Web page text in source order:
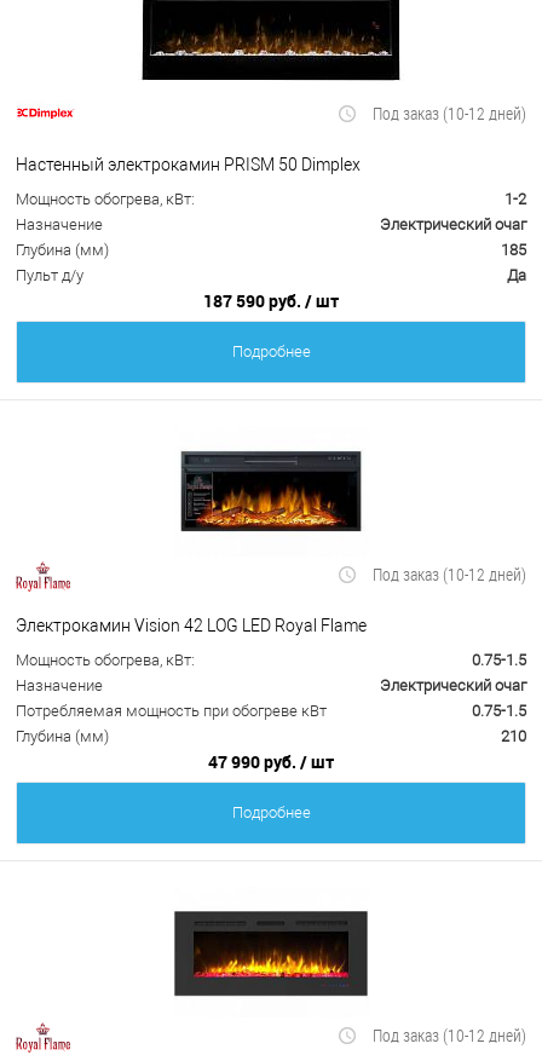
Под заказ (10-12 дней)
Настенный электрокамин PRISM 50 Dimplex
Мощность обогрева, кВт:
1-2
Назначение
Электрический очаг
Глубина (мм)
185
Пульт д/у
Да
187 590 руб. / шт
Подробнее
Под заказ (10-12 дней)
Электрокамин Vision 42 LOG LED Royal Flame
Мощность обогрева, кВт:
0.75-1.5
Назначение
Электрический очаг
Потребляемая мощность при обогреве кВт
0.75-1.5
Глубина (мм)
210
47 990 руб. / шт
Подробнее
Под заказ (10-12 дней)